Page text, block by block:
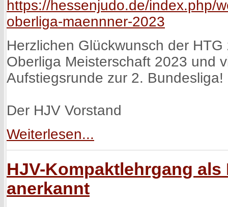
https://hessenjudo.de/index.php/
oberliga-maennner-2023
Herzlichen Glückwunsch der
Oberliga Meisterschaft 2023 und
Aufstiegsrunde zur 2. Bundesliga!
Der HJV Vorstand
Weiterlesen...
HJV-Kompaktlehrgang
anerkannt